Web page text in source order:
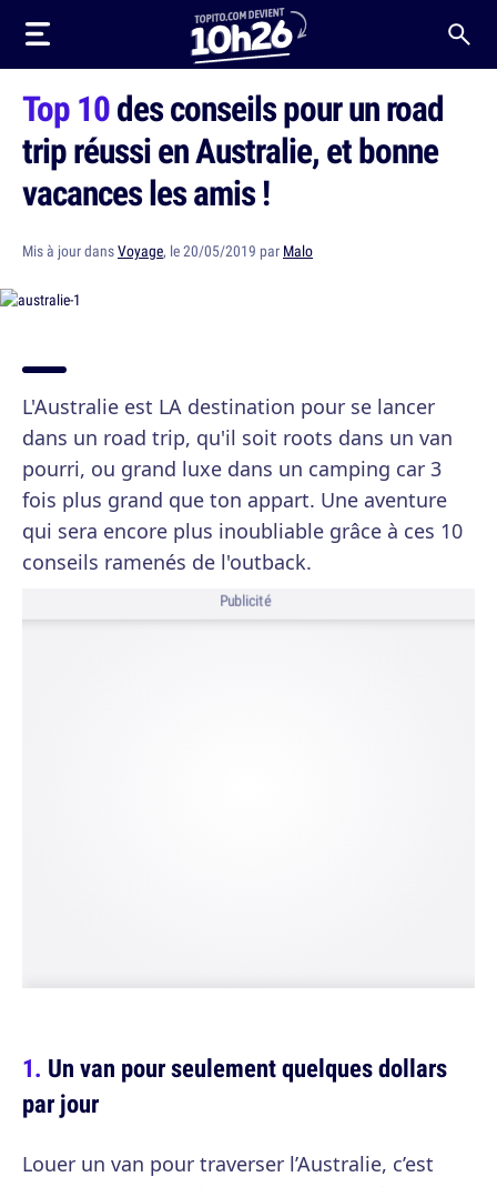
Top 10des conseils pour un road
trip réussi en Australie, et bonne
vacances les amis !
Mis à jour dansVoyage, le 20/05/2019 par Malo
L'Australie est LA destination pour se lancer
dans un road trip, qu'il soit roots dans un van
pourri, ou grand luxe dans un camping car 3
fois plus grand que ton appart. Une aventure
qui sera encore plus inoubliable grâce à ces 10
conseils ramenés de l'outback.
Publicité
Un van pour seulement quelques dollars
par jour
Louer un van pour traverser l’Australie, c’est